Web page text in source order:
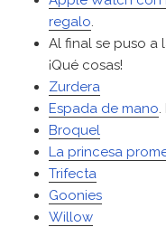
regalo.
Al final se puso a
¡Qué cosas!
Zurdera
Espada de mano.
Broquel
La princesa
Trifecta
Goonies
Willow